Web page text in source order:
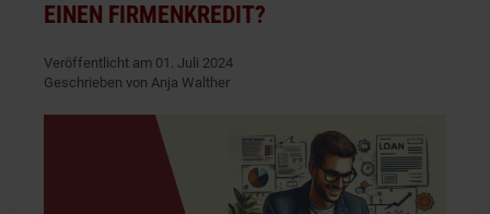
EINEN FIRMENKREDIT?
Veröffentlicht am 01. Juli 2024
Geschrieben von Anja Walther